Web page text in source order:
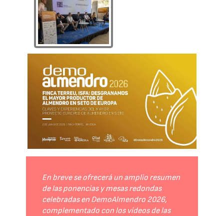
En breve se ofrecerá un amplio resumen
de las ponencias y mesas redondas
celebradas en DemoAlmendro 2026,
complementado con los vídeos de las